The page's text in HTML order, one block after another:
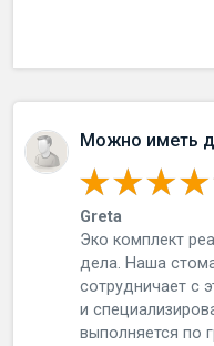
Можно иметь
Greta
Эко комплект
дела. Наша
сотрудничает с
и
выполняется по